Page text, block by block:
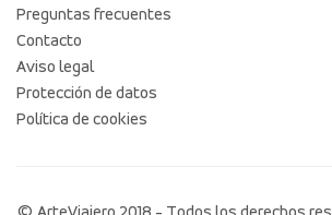
Preguntas frecuentes
Contacto
Aviso legal
Protección de datos
Política de cookies